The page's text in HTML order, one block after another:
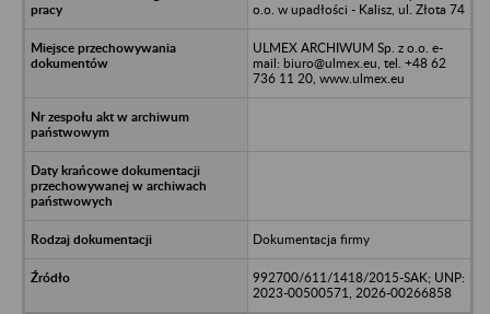
o.o. w upadłości - Kalisz, ul. Złota 74
ULMEX ARCHIWUM Sp. z o.o. e-
mail: biuro@ulmex.eu, tel. +48 62
736 11 20, www.ulmex.eu
Dokumentacja firmy
992700/611/1418/2015-SAK; UNP:
2023-00500571, 2026-00266858